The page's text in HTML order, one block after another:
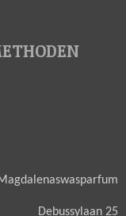
Debussylaan 25